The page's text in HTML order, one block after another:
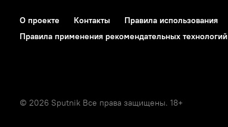
О проекте Контакты Правила использования
Правила применения рекомендательных технологий
© 2026 Sputnik Все права защищены. 18+